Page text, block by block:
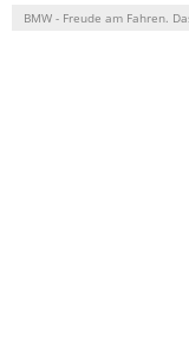
BMW - Freude am Fahren.